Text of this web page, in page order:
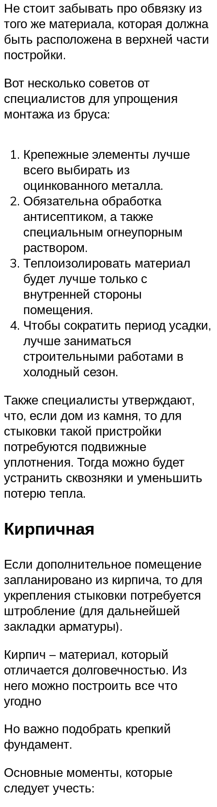
Не стоит забывать про обвязку из
того же материала, которая должна
быть расположена в верхней части
постройки.
Вот несколько советов от
специалистов для упрощения
монтажа из бруса:
Крепежные элементы лучше
всего выбирать из
оцинкованного металла.
Обязательна обработка
антисептиком, а также
специальным огнеупорным
раствором.
Теплоизолировать материал
будет лучше только с
внутренней стороны
помещения.
Чтобы сократить период усадки,
лучше заниматься
строительными работами в
холодный сезон.
Также специалисты утверждают,
что, если дом из камня, то для
стыковки такой пристройки
потребуются подвижные
уплотнения. Тогда можно будет
устранить сквозняки и уменьшить
потерю тепла.
Кирпичная
Если дополнительное помещение
запланировано из кирпича, то для
укрепления стыковки потребуется
штробление (для дальнейшей
закладки арматуры).
Кирпич – материал, который
отличается долговечностью. Из
него можно построить все что
угодно
Но важно подобрать крепкий
фундамент.
Основные моменты, которые
следует учесть: